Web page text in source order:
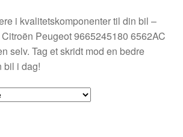
i kvalitetskomponenter til din bil –
Peugeot 9665245180 6562AC
selv. Tag et skridt mod en bedre
bil i dag!